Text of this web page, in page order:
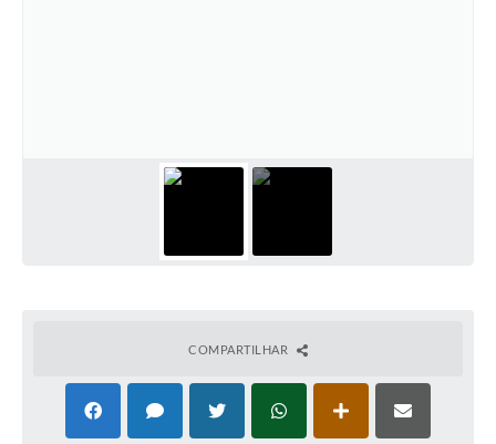
COMPARTILHAR